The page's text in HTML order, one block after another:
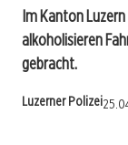
Im Kanton
alkoholisieren
gebracht.
Luzerner Polizei